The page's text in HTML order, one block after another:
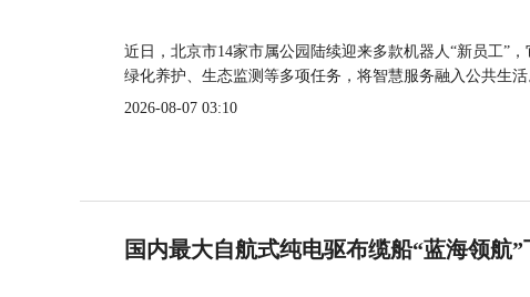
近日，北京市14家市属公园陆续迎来多款机器人“新员工”
绿化养护、生态监测等多项任务，将智慧服务融入公共生活
2026-08-07 03:10
国内最大自航式纯电驱布缆船“蓝海领航”